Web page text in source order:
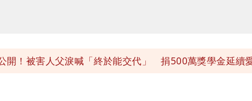
Uber Eats曝外送員收益變化